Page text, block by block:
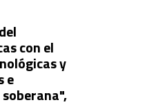
con el
y
e